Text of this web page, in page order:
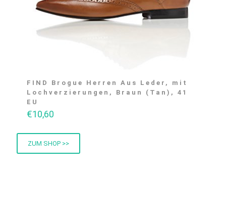
FIND Brogue Herren Aus Leder, mit
Lochverzierungen, Braun (Tan), 41
EU
€10,60
ZUM SHOP >>